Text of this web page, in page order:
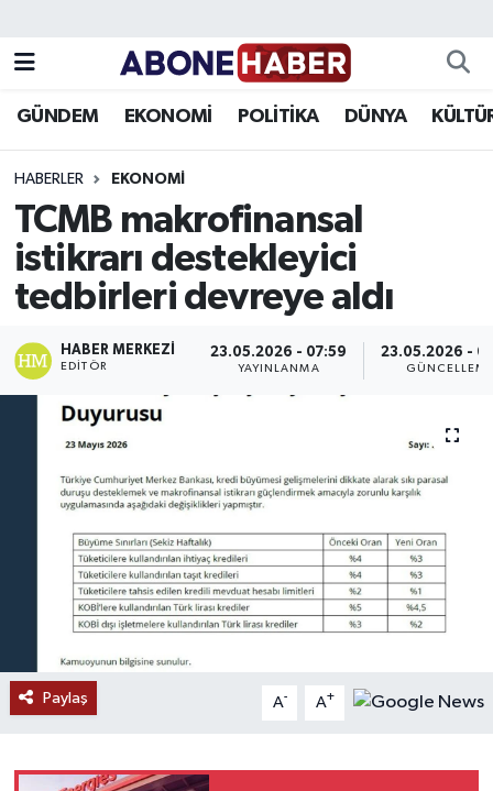
GÜNDEM EKONOMİ POLİTİKA DÜNYA
HABERLER EKONOMI
TCMB makrofinansal
istikrarı destekleyici
tedbirleri devreye aldı
HABER MERKEZI
EDITÖR
23.05.2026 - 07:59
YAYINLANMA
23.05.2026 -
Paylaş A- A+
Asayiş
Bilim ve Teknoloji
Çevre
Dünya
Eğitim
Ekonomi
Genel
Haberde İnsan
Süper Lig Puan Durumu ve Fikstür
Tüm Manşetler
Son Dakika Haberleri
Haber Arşivi